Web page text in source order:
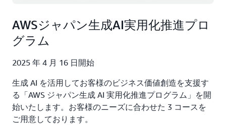
AWSジャパン生成AI実用化推進プロ
グラム
2025 年 4 月 16 日開始
生成 AI を活用してお客様のビジネス価値創造を支援す
る「AWS ジャパン生成 AI 実用化推進プログラム」を開
始いたします。お客様のニーズに合わせた 3 コースを
ご用意しております。